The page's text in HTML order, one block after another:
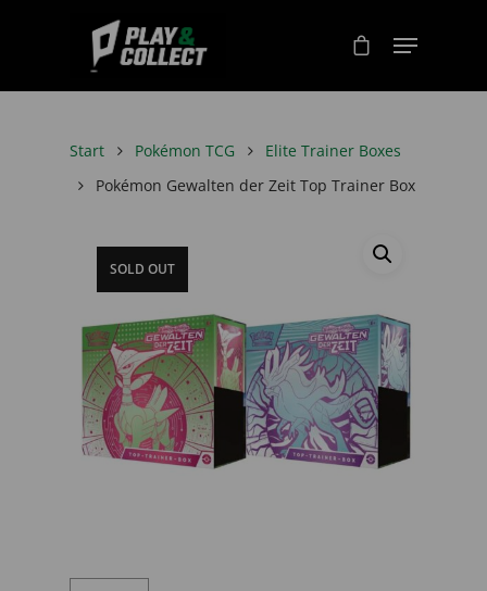
Start Pokémon TCG
Elite Trainer Boxes
Pokémon Gewalten der Zeit Top Trainer Box
SOLD OUT